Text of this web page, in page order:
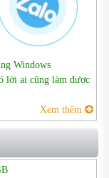
Windows
lời ai cũng làm được
Xem thêm